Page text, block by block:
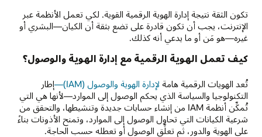
تكون الثقة نتيجة إدارة الهوية الرقمية القوية. لكي تعمل الأنظمة عبر
الإنترنت، يجب أن تكون قادرة على تضع بثقة أن الكيان—البشري أو
غيره—هو مَن أو ما يدعي أنه كذلك.
كيف تعمل الهوية الرقمية مع إدارة الهوية والوصول؟
تُعد الهويات الرقمية هامة لإدارة الهوية والوصول (IAM)—
إطار
التكنولوجيا والسياسة الذي يحكم الوصول إلى الموارد—لأنها هي التي
تُمكِّن أنظمة IAM من إنشاء حسابات جديدة وتنشيطها، والتحقق من
شرعية الكيانات التي تحاول الوصول إلى الموارد، وتمنح الأذونات بناءً
على الهوية والدور، ثم تعلِّق الوصول أو تعطله حسب الحاجة.